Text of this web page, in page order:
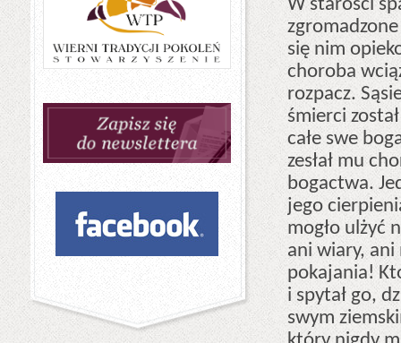
W starości
się nim
choroba
rozpacz.
śmierci
całe swe
zesłał mu
bogactwa.
jego
mogło ulżyć
ani wiary, ani
pokajania!
i spytał go,
swym